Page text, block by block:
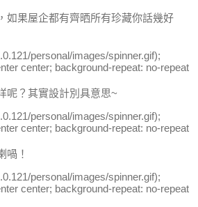
如果屋企都有齊晒所有珍藏你話幾好
personal/images/spinner.gif);
center; background-repeat: no-repeat
呢？其實設計別具意思~
personal/images/spinner.gif);
center; background-repeat: no-repeat
喎！
personal/images/spinner.gif);
center; background-repeat: no-repeat